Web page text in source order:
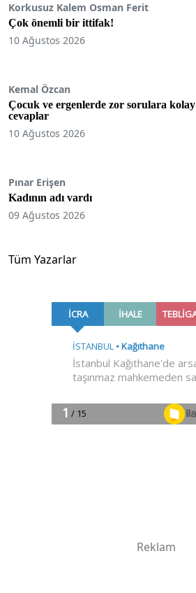
Korkusuz Kalem Osman Ferit
Çok önemli bir ittifak!
10 Ağustos 2026
Kemal Özcan
Çocuk ve ergenlerde zor sorulara kolay
cevaplar
10 Ağustos 2026
Pınar Erişen
Kadının adı vardı
09 Ağustos 2026
Tüm Yazarlar